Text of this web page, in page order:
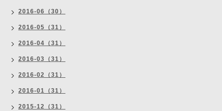
2016-06（30）
2016-05（31）
2016-04（31）
2016-03（31）
2016-02（31）
2016-01（31）
2015-12（31）